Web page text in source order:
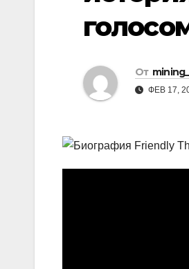
От
ФЕВ 17,